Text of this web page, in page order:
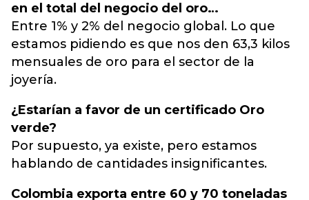
en el total del negocio del oro…
Entre 1% y 2% del negocio global. Lo que
estamos pidiendo es que nos den 63,3 kilos
mensuales de oro para el sector de la
joyería.
¿Estarían a favor de un certificado Oro
verde?
Por supuesto, ya existe, pero estamos
hablando de cantidades insignificantes.
Colombia exporta entre 60 y 70 toneladas